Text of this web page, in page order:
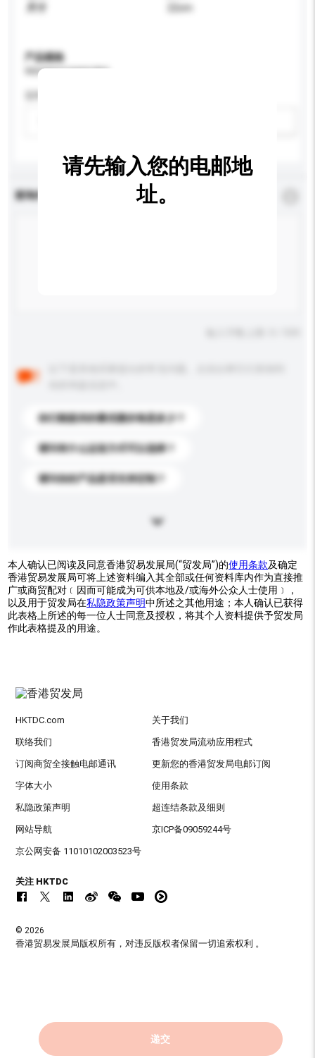
22cm
产品规格
请提供您对产品的特定要求。
查询内容
你们能提供的最优惠价格是多少？
请问有什么运送方式可以选择？
请问你的产品是否支持定制？
请先输入您的电邮地
址。
本人确认已阅读及同意香港贸易发展局(“贸发局”)的使用条款及确定
香港贸易发展局可将上述资料编入其全部或任何资料库内作为直接推
广或商贸配对﹝因而可能成为可供本地及/或海外公众人士使用﹞，
以及用于贸发局在私隐政策声明中所述之其他用途；本人确认已获得
此表格上所述的每一位人士同意及授权，将其个人资料提供予贸发局
作此表格提及的用途。
递交
HKTDC.com 关于我们
联络我们 香港贸发局流动应用程式
订阅商贸全接触电邮通讯 更新您的香港贸发局电邮订阅
字体大小 使用条款
私隐政策声明 超连结条款及细则
网站导航 京ICP备09059244号
京公网安备 11010102003523号
关注 HKTDC
© 2026
香港贸易发展局版权所有，对违反版权者保留一切追索权利 。